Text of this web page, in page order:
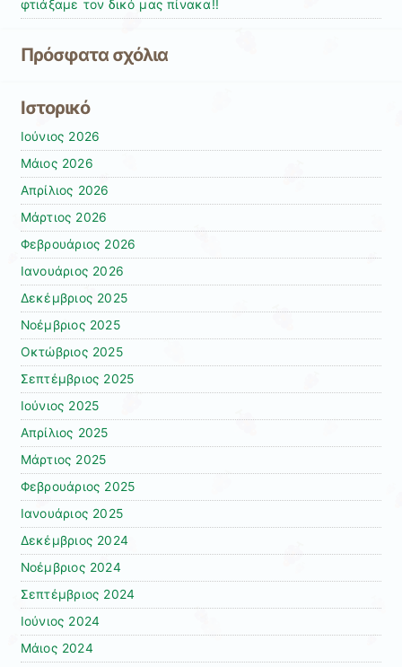
φτιάξαμε τον δικό μας πίνακα!!
Πρόσφατα σχόλια
Ιστορικό
Ιούνιος 2026
Μάιος 2026
Απρίλιος 2026
Μάρτιος 2026
Φεβρουάριος 2026
Ιανουάριος 2026
Δεκέμβριος 2025
Νοέμβριος 2025
Οκτώβριος 2025
Σεπτέμβριος 2025
Ιούνιος 2025
Απρίλιος 2025
Μάρτιος 2025
Φεβρουάριος 2025
Ιανουάριος 2025
Δεκέμβριος 2024
Νοέμβριος 2024
Σεπτέμβριος 2024
Ιούνιος 2024
Μάιος 2024